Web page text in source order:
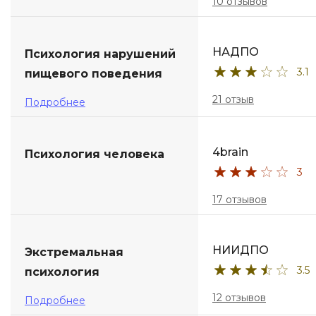
Психология нарушений
пищевого поведения
Подробнее
НАДПО
3.1
21 отзыв
Психология человека 4brain
3
17 отзывов
Экстремальная
психология
Подробнее
НИИДПО
3.5
12 отзывов